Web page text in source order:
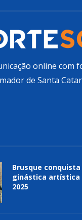
online com
de Santa
Brusque
ginástica artística
2025